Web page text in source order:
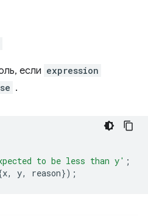
если expression
.
to be less than y' ;
x, y, reason});